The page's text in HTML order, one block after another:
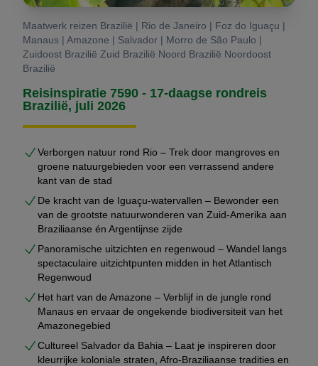
Maatwerk reizen Brazilië | Rio de Janeiro | Foz do Iguaçu |
Manaus | Amazone | Salvador | Morro de São Paulo |
Zuidoost Brazilië Zuid Brazilië Noord Brazilië Noordoost
Brazilië
Reisinspiratie 7590 - 17-daagse rondreis
Brazilië, juli 2026
Verborgen natuur rond Rio – Trek door mangroves en
groene natuurgebieden voor een verrassend andere
kant van de stad
De kracht van de Iguaçu-watervallen – Bewonder een
van de grootste natuurwonderen van Zuid-Amerika aan
Braziliaanse én Argentijnse zijde
Panoramische uitzichten en regenwoud – Wandel langs
spectaculaire uitzichtpunten midden in het Atlantisch
Regenwoud
Het hart van de Amazone – Verblijf in de jungle rond
Manaus en ervaar de ongekende biodiversiteit van het
Amazonegebied
Cultureel Salvador da Bahia – Laat je inspireren door
kleurrijke koloniale straten, Afro-Braziliaanse tradities en